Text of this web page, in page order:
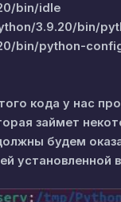
bin/idle
3.9.20/bin/
bin/python-
кода у нас
займет
будем
установленной